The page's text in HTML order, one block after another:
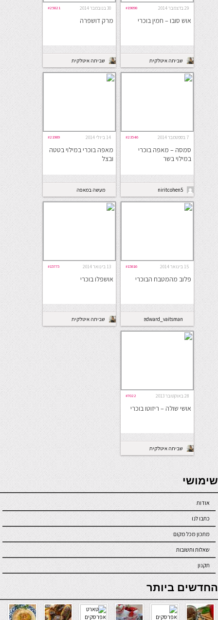
29 בדצמבר 2014 #19898
אוש סובו – חמין בוכרי
שביתה איטלקית
30 בנובמבר 2014 #25821
מרק דושפרה
שביתה איטלקית
7 בספטמבר 2014 #23546
סמסה – מאפה בוכרי
במילוי בשר
niritcohen5
14 ביולי 2014 #21989
מאפה בוכרי במילוי בטטה
ובצל
מעשה במאפה
15 בינואר 2014 #15816
פלוב מהמטבח הבוכרי
edward_vaitsman
13 בינואר 2014 #15775
אושפלו בוכרי
שביתה איטלקית
28 באוקטובר 2013 #7022
אושי שולה – ריזוטו בוכרי
שביתה איטלקית
seriöse online casinos österreich
שימושי
אודות
כתבו לנו
מתכון מכל מקום
שאלות ותשובות
תקנון
online casino
החדשים ביותר